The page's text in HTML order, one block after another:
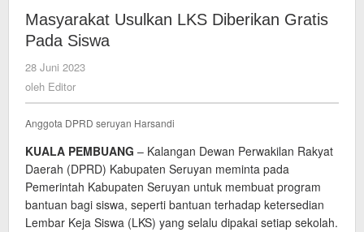
Diberikan
Masyarakat Usulkan LKS Diberikan Gratis
Pada Siswa
28 Juni 2023
oleh Editor
Anggota DPRD seruyan Harsandi
KUALA PEMBUANG – Kalangan Dewan Perwakilan Rakyat
Daerah (DPRD) Kabupaten Seruyan meminta pada
Pemerintah Kabupaten Seruyan untuk membuat program
bantuan bagi siswa, seperti bantuan terhadap ketersedian
Lembar Keja Siswa (LKS) yang selalu dipakai setiap sekolah.